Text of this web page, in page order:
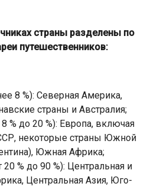
страны разделены по
путешественников:
8 %): Северная Америка,
страны и Австралия;
% до 20 %): Европа, включая
некоторые страны Южной
Южная Африка;
% до 90 %): Центральная и
Центральная Азия, Юго-